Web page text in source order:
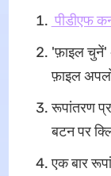
पीडीएफ
'फ़ाइल चुनें'
फ़ाइल
रूपांतरण
बटन पर
एक बार